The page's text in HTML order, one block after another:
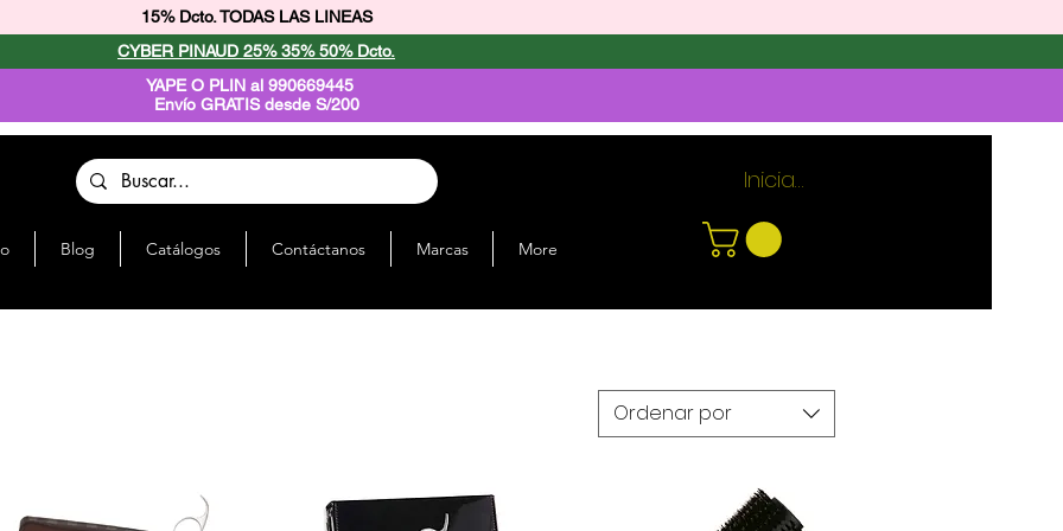
15% Dcto. TODAS LAS LINEAS
CYBER PINAUD 25% 35% 50% Dcto.
YAPE O PLIN al 990669445
Envío GRATIS desde S/200
Iniciar sesión
Blog Catálogos Contáctanos Marcas More
Ordenar por